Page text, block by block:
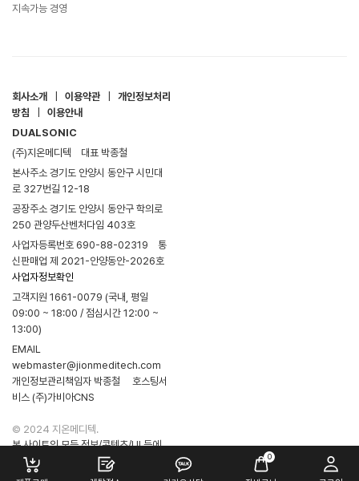
0
지속가능 경영
회사소개 이용약관
개인정보처리
방침
이용안내
DUALSONIC
(주)지온메디텍
대표 박종철
본사주소 경기도 안양시 동안구 시민대
로 327번길 12-18
공장주소 경기도 안양시 동안구 학의로
250 관양두산벤처다임 403호
사업자등록번호 690-88-02319
통
신판매업 제 2021-안양동안-2026호
사업자정보확인
고객지원 1661-0079 (국내, 평일
09:00 ~ 18:00 / 점심시간 12:00 ~
13:00)
EMAIL
webmaster@jionmeditech.com
개인정보관리책임자 박종철
호스팅서
비스 (주)가비아CNS
© 2024 지온메디텍.
본 사이트의 모든 정보/콘텐츠/UI 등에
대한 무단 복제/전송/배포/스크래핑
등의 행위는 엄격히 금지됩니다.